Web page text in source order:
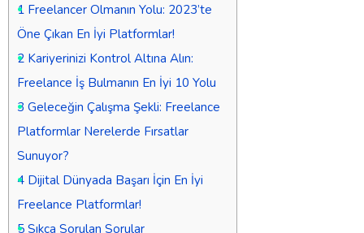
1 Freelancer Olmanın Yolu: 2023’te
Öne Çıkan En İyi Platformlar!
2 Kariyerinizi Kontrol Altına Alın:
Freelance İş Bulmanın En İyi 10 Yolu
3 Geleceğin Çalışma Şekli: Freelance
Platformlar Nerelerde Fırsatlar
Sunuyor?
4 Dijital Dünyada Başarı İçin En İyi
Freelance Platformlar!
5 Sıkça Sorulan Sorular